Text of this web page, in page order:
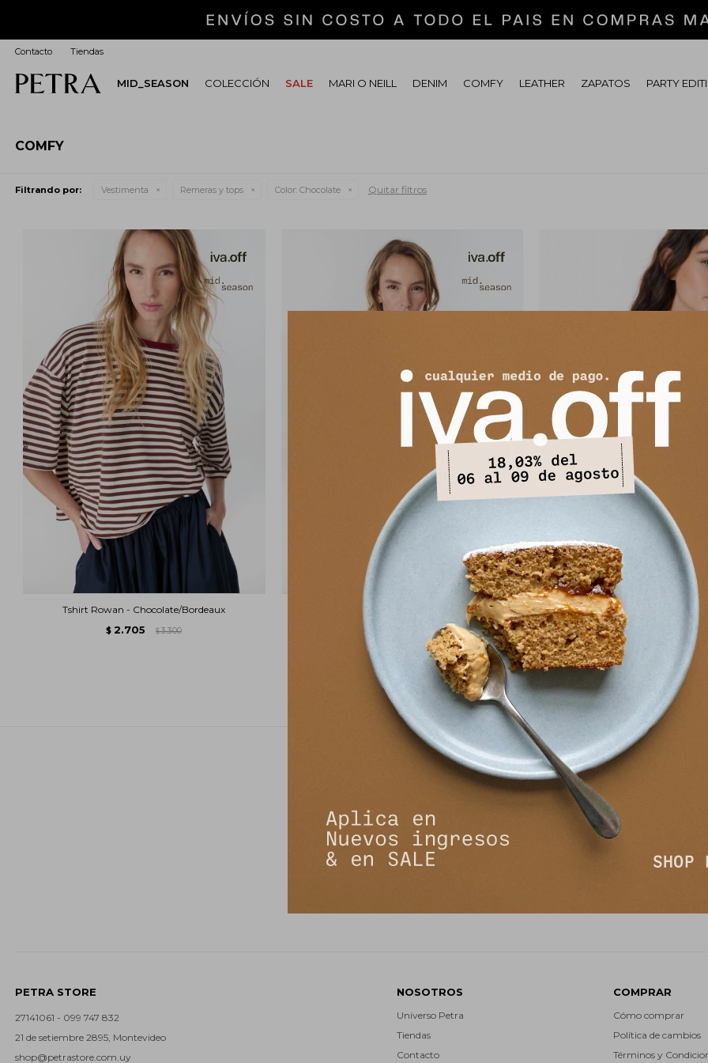
MID_SEASON COLECCIÓN SALE MARI O NEILL DENIM COMFY LEATHER ZAPATOS PARTY
Contacto Tiendas
COMFY
Filtrando por: Vestimenta Remeras y tops Color: Chocolate Quitar filtros
Tshirt Rowan - Chocolate/Bordeaux
$ 2.705 $ 3.300
Tshirt Rowan - Chocolate/Celeste
$ 3.300
Musculosa Iso -
$
PETRA STORE
27141061 - 099 747 832
21 de setiembre 2895, Montevideo
shop@petrastore.com.uy
NOSOTROS
Universo Petra
Tiendas
Contacto
COMPRAR
Cómo comprar
Política de cambios
Términos y
NEWSLETTER
¡Suscribite y recibí todas nuestras novedades!